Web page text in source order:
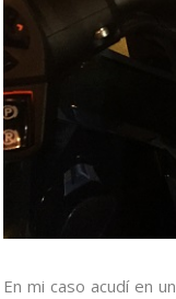
En mi caso acudí en